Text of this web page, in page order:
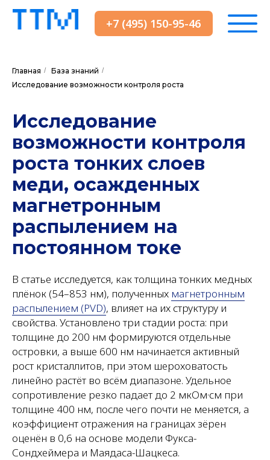
+7 (495) 150-95-46
Главная / База знаний /
Исследование возможности контроля роста
Исследование
возможности контроля
роста тонких слоев
меди, осажденных
магнетронным
распылением на
постоянном токе
В статье исследуется, как толщина тонких медных
плёнок (54–853 нм), полученных магнетронным
распылением (PVD), влияет на их структуру и
свойства. Установлено три стадии роста: при
толщине до 200 нм формируются отдельные
островки, а выше 600 нм начинается активный
рост кристаллитов, при этом шероховатость
линейно растёт во всём диапазоне. Удельное
сопротивление резко падает до 2 мкОм·см при
толщине 400 нм, после чего почти не меняется, а
коэффициент отражения на границах зёрен
оценён в 0,6 на основе модели Фукса-
Сондхеймера и Маядаса-Шацкеса.